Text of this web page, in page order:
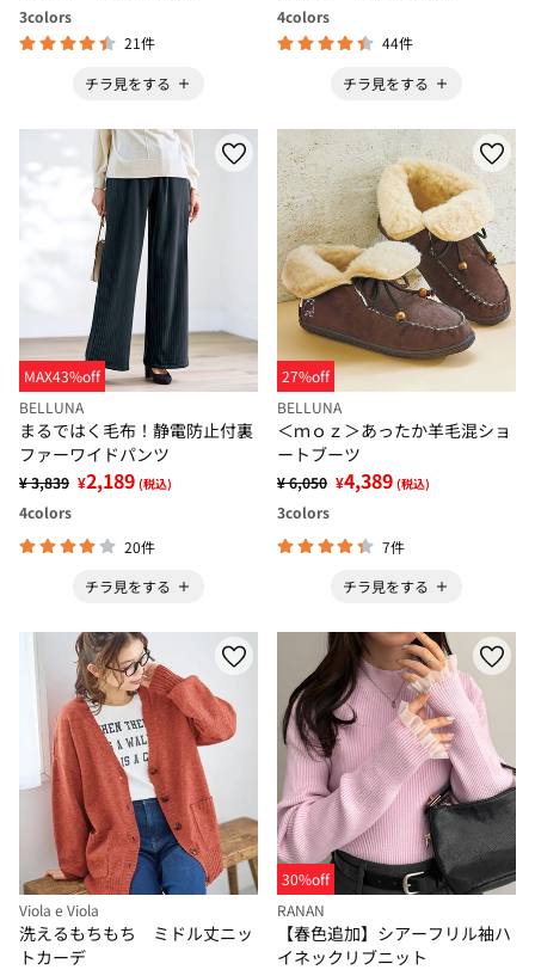
3colors
21件
チラ見をする
4colors
44件
チラ見をする
MAX43%off
BELLUNA
まるではく毛布！静電防止付裏
ファーワイドパンツ
¥ 3,839 ¥2,189 (税込)
4colors
20件
チラ見をする
27%off
BELLUNA
＜ｍｏｚ＞あったか羊毛混ショ
ートブーツ
¥ 6,050 ¥4,389 (税込)
3colors
7件
チラ見をする
Viola e Viola
洗えるもちもち ミドル丈ニッ
トカーデ
30%off
RANAN
【春色追加】シアーフリル袖ハ
イネックリブニット